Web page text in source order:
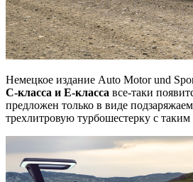
Немецкое издание Auto Motor und
C-класса и E-класса все-таки
предложен только в виде
трехлитровую турбошестерку с